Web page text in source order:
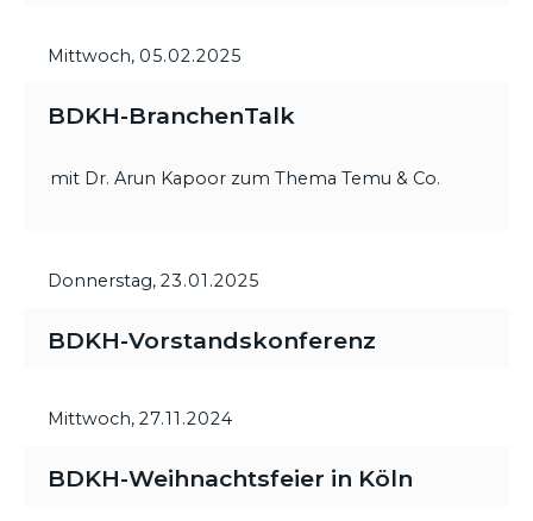
Mittwoch, 05.02.2025
BDKH-BranchenTalk
mit Dr. Arun Kapoor zum Thema Temu & Co.
Donnerstag, 23.01.2025
BDKH-Vorstandskonferenz
Mittwoch, 27.11.2024
BDKH-Weihnachtsfeier in Köln